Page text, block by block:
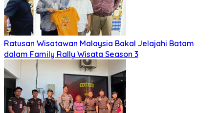
Ratusan Wisatawan Malaysia Bakal Jelajahi Batam
dalam Family Rally Wisata Season 3